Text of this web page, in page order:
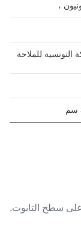
سطح التابوت.